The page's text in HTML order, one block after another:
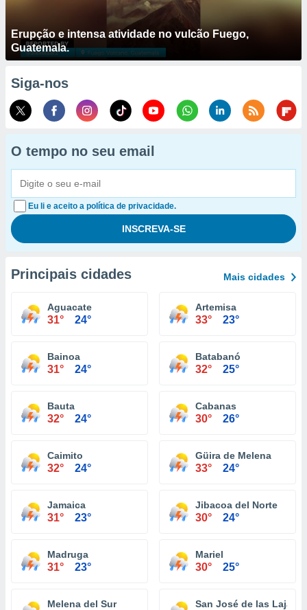
Erupção e intensa atividade no vulcão Fuego,
Guatemala.
Siga-nos
O tempo no seu email
Eu li e aceito a política de privacidade.
Principais cidades Mais cidades
Aguacate
31° 24°
Artemisa
33° 23°
Bainoa
31° 24°
Batabanó
32° 25°
Bauta
32° 24°
Cabanas
30° 26°
Caimito
32° 24°
Güira de Melena
33° 24°
Jamaica
31° 23°
Jibacoa del Norte
30° 24°
Madruga
31° 23°
Mariel
30° 25°
Melena del Sur San José de las Lajas